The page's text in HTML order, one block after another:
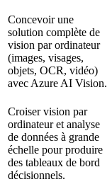
Concevoir une
solution complète de
vision par ordinateur
(images, visages,
objets, OCR, vidéo)
avec Azure AI Vision.
Croiser vision par
ordinateur et analyse
de données à grande
échelle pour produire
des tableaux de bord
décisionnels.